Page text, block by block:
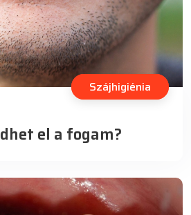
Szájhigiénia
el a fogam?